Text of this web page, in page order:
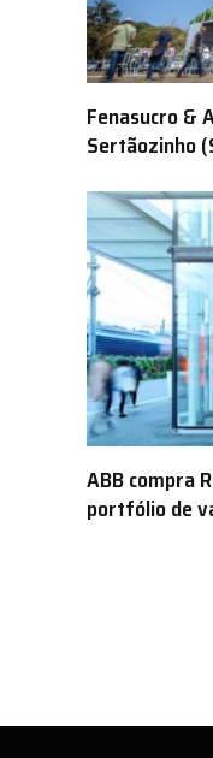
Fenasucro &
Sertãozinho
ABB compra
portfólio de